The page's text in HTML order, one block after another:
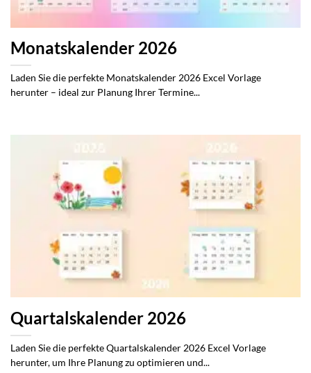
Monatskalender 2026
Laden Sie die perfekte Monatskalender 2026 Excel Vorlage
herunter – ideal zur Planung Ihrer Termine...
Quartalskalender 2026
Laden Sie die perfekte Quartalskalender 2026 Excel Vorlage
herunter, um Ihre Planung zu optimieren und...